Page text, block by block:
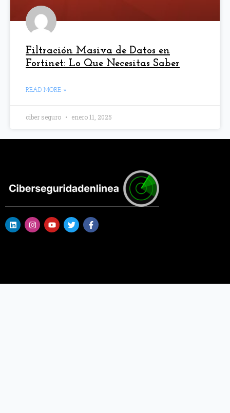
Filtración Masiva de Datos en
Fortinet: Lo Que Necesitas Saber
READ MORE »
ciber seguro enero 11, 2025